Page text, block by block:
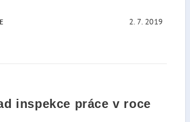
2. 7. 2019
inspekce práce v roce